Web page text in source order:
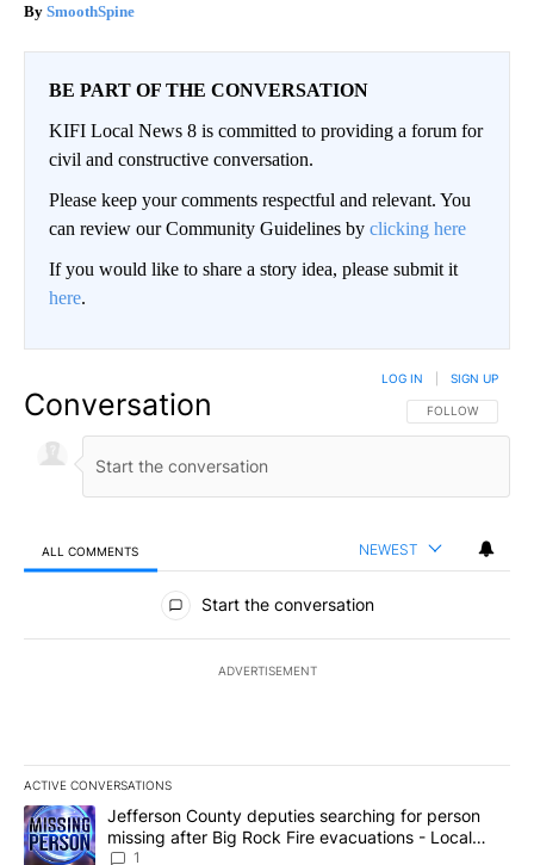
SmoothSpine
BE PART OF THE CONVERSATION
KIFI Local News 8 is committed to providing a forum for
civil and constructive conversation.
Please keep your comments respectful and relevant. You
can review our Community Guidelines by clicking here
If you would like to share a story idea, please submit it
here.
Conversation FOLLOW THIS
FOLLOW
LOG IN SIGN UP
ALL COMMENTS NEWEST
All Comments
Start the conversation
ADVERTISEMENT
ACTIVE CONVERSATIONS
The following is a list of the most commented articles in the last
A trending article titled "Jefferson County deputies searching
Jefferson County deputies searching for person
missing after Big Rock Fire evacuations - Local
News 8
1